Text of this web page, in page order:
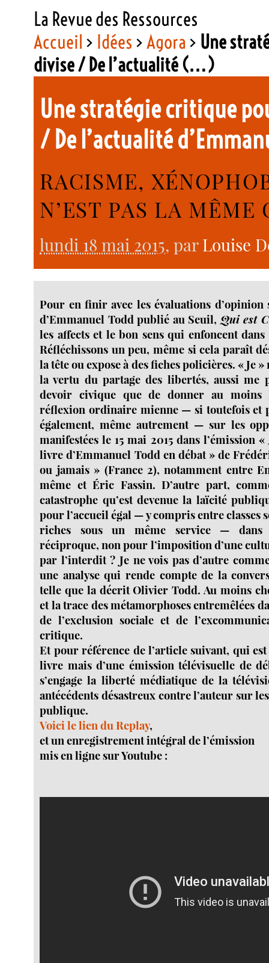
La Revue des Ressources
Accueil > Idées >Agora > Une
divise / De l’actualité (…)
Une stratégie critique
/ De l’actualité
RACISME,
N’EST PAS LA MÊME
lundi 18 mai 2015, parLouise
Pour en finir avec les évaluations
d’Emmanuel Todd publié au Seuil, Qui est
les affects et le bon sens qui enfoncent
Réfléchissons un peu, même si cela paraît
la tête ou expose à des fiches policières. « Je
la vertu du partage des libertés, aussi
devoir civique que de donner au moins
réflexion ordinaire mienne — si toutefois et
également, même autrement — sur les
manifestées le 15 mai 2015 dans l’émission «
livre d’Emmanuel Todd en débat » de
ou jamais » (France 2), notamment entre
même et Éric Fassin. D’autre part,
catastrophe qu’est devenue la laïcité
pour l’accueil égal — y compris entre classes
riches sous un même service — dans
réciproque, non pour l’imposition d’une
par l’interdit ? Je ne vois pas d’autre
une analyse qui rende compte de la
telle que la décrit Olivier Todd. Au moins
et la trace des métamorphoses entremêlées
de l’exclusion sociale et de
critique.
Et pour référence de l’article suivant, qui
livre mais d’une émission télévisuelle de
s’engage la liberté médiatique de la
antécédents désastreux contre l’auteur sur
publique.
Voici le lien du Replay,
et un enregistrement intégral de l’émission
mis en ligne sur Youtube :